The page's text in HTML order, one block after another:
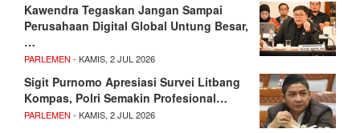
Kawendra Tegaskan Jangan Sampai
Perusahaan Digital Global Untung Besar,
…
PARLEMEN - KAMIS, 2 JUL 2026
Sigit Purnomo Apresiasi Survei Litbang
Kompas, Polri Semakin Profesional…
PARLEMEN - KAMIS, 2 JUL 2026